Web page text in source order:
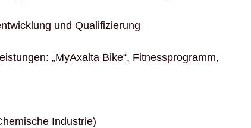
und Qualifizierung
„MyAxalta Bike“, Fitnessprogramm,
Industrie)